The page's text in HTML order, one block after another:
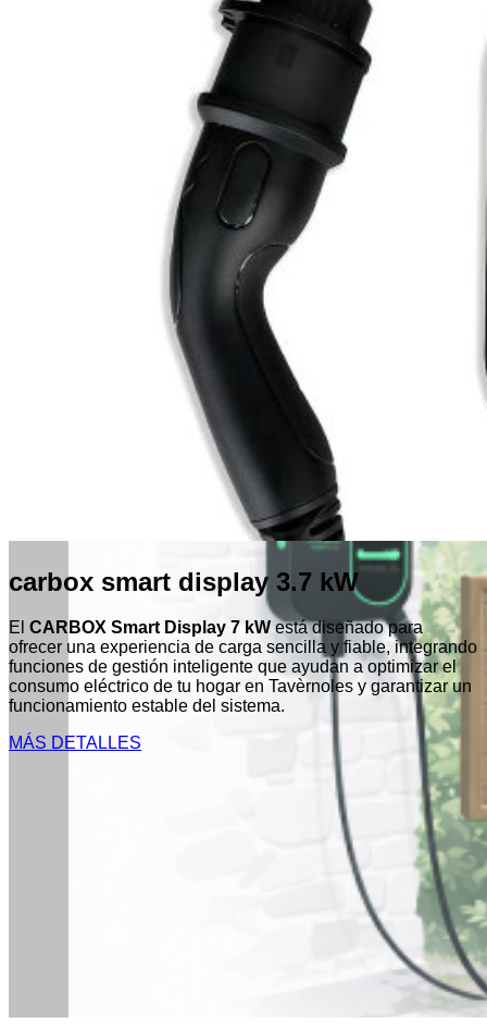
carbox smart display 3.7 kW
El CARBOX Smart Display 7 kWestá diseñado para
ofrecer una experiencia de carga sencilla y fiable, integrando
funciones de gestión inteligente que ayudan a optimizar el
consumo eléctrico de tu hogar en Tavèrnoles y garantizar un
funcionamiento estable del sistema.
MÁS DETALLES